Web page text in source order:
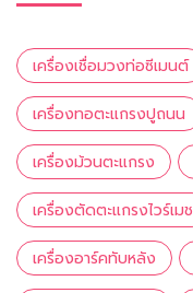
เครื่องเชื่อมวงท่อซีเมนต์
เครื่องทอตะแกรงปูถนน
เครื่องม้วนตะแกรง
เครื่องตัดตะแกรงไวร์เมช
เครื่องอาร์คทับหลัง